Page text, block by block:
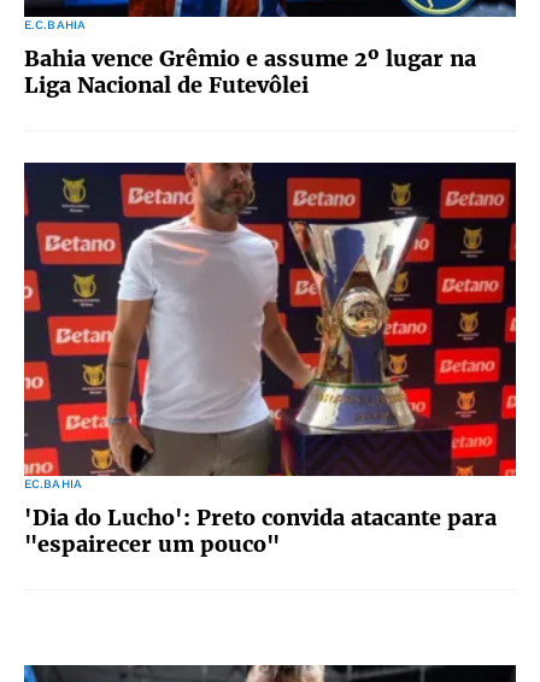
E.C.BAHIA
Bahia vence Grêmio e assume 2º lugar na
Liga Nacional de Futevôlei
EC.BAHIA
'Dia do Lucho': Preto convida atacante para
"espairecer um pouco"